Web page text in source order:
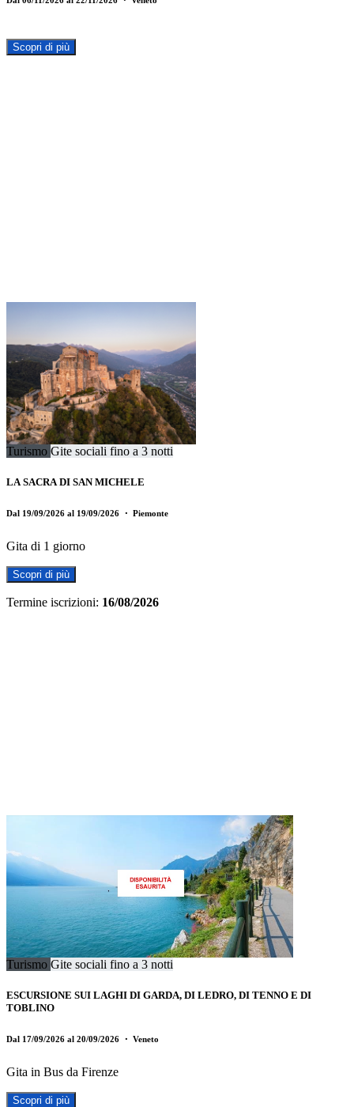
Scopri di più
Turismo Gite sociali fino a 3 notti
LA SACRA DI SAN MICHELE
Dal 19/09/2026 al 19/09/2026 ・ Piemonte
Gita di 1 giorno
Scopri di più
Termine iscrizioni: 16/08/2026
Turismo Gite sociali fino a 3 notti
ESCURSIONE SUI LAGHI DI GARDA, DI LEDRO, DI TENNO E DI
TOBLINO
Dal 17/09/2026 al 20/09/2026 ・ Veneto
Gita in Bus da Firenze
Scopri di più